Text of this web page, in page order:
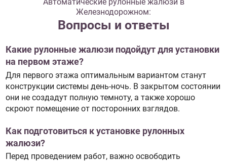
Железнодорожном:
Вопросы и ответы
Какие рулонные жалюзи подойдут для установки
на первом этаже?
Для первого этажа оптимальным вариантом станут
конструкции системы день-ночь. В закрытом состоянии
они не создадут полную темноту, а также хорошо
скроют помещение от посторонних взглядов.
Как подготовиться к установке рулонных
жалюзи?
Перед проведением работ, важно освободить